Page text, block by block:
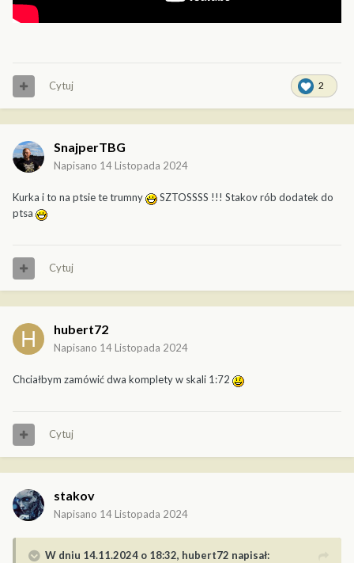
2
Cytuj
SnajperTBG
Napisano 14 Listopada 2024
Kurka i to na ptsie te trumny
SZTOSSSS !!! Stakov rób dodatek do
ptsa
Cytuj
hubert72
Napisano 14 Listopada 2024
Chciałbym zamówić dwa komplety w skali 1:72
Cytuj
stakov
Napisano 14 Listopada 2024
W dniu 14.11.2024 o 18:32, hubert72 napisał: